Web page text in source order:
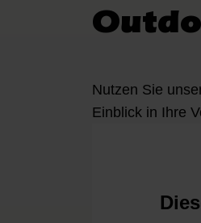
Nutzen Sie
Einblick in Ihre